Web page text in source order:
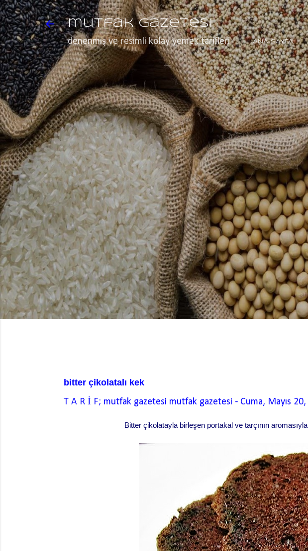
mutfak gazetesi
denenmiş ve resimli kolay yemek tarifleri ANA SAYFA
bitter çikolatalı kek
T A R İ F; mutfak gazetesi mutfak gazetesi - Cuma, Mayıs
Bitter çikolatayla birleşen portakal ve tarçının